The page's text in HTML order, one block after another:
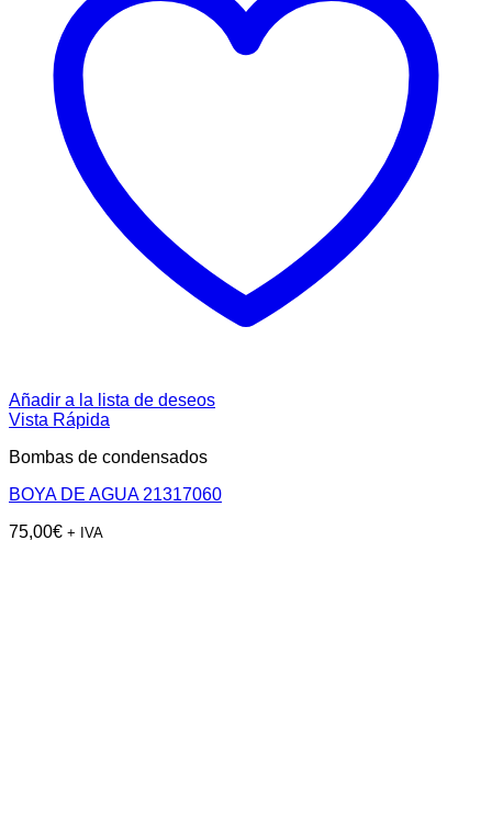
Añadir a la lista de deseos
Vista Rápida
Bombas de condensados
BOYA DE AGUA 21317060
75,00€ + IVA